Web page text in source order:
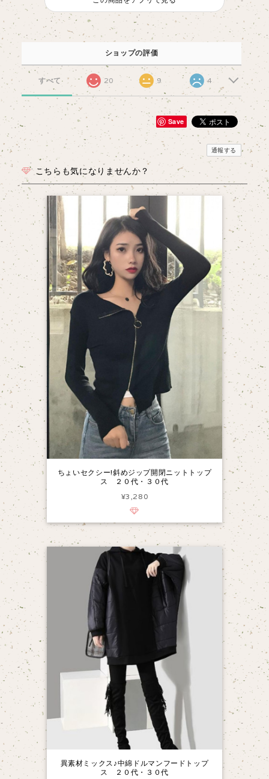
ショップの評価
すべて 20 9 4
Save
通報する
こちらも気になりませんか？
ちょいセクシー!斜めジップ開閉ニットトップ
ス ２０代・３０代
¥3,280
異素材ミックス♪中綿ドルマンフードトップ
ス ２０代・３０代